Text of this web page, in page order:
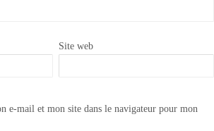
Site web
e-mail et mon site dans le navigateur pour mon